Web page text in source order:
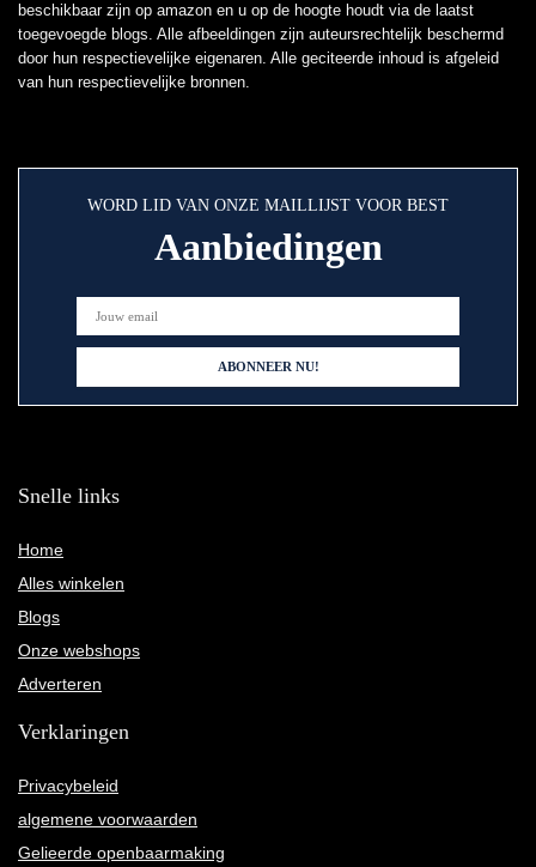
beschikbaar zijn op amazon en u op de hoogte houdt via de laatst
toegevoegde blogs. Alle afbeeldingen zijn auteursrechtelijk beschermd
door hun respectievelijke eigenaren. Alle geciteerde inhoud is afgeleid
van hun respectievelijke bronnen.
WORD LID VAN ONZE MAILLIJST VOOR BEST
Aanbiedingen
Snelle links
Home
Alles winkelen
Blogs
Onze webshops
Adverteren
Verklaringen
Privacybeleid
algemene voorwaarden
Gelieerde openbaarmaking